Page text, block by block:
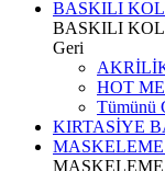
BASKILI
BASKILI
Geri
HOT
Tümünü
KIRTASİYE